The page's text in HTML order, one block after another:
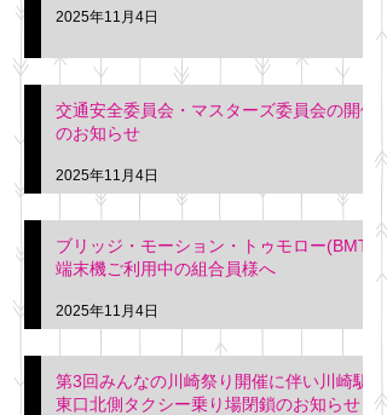
2025年11月4日
交通安全委員会・マスターズ委員会の開催
のお知らせ
2025年11月4日
ブリッジ・モーション・トゥモロー(BMT)
端末機ご利用中の組合員様へ
2025年11月4日
第3回みんなの川崎祭り開催に伴い川崎駅
東口北側タクシー乗り場閉鎖のお知らせ